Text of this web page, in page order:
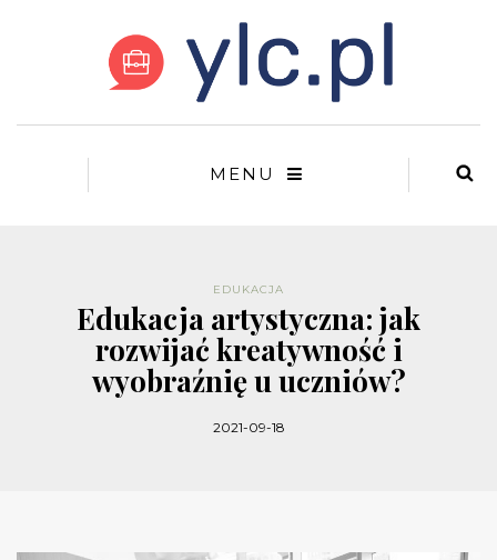
MENU
EDUKACJA
Edukacja artystyczna: jak
rozwijać kreatywność i
wyobraźnię u uczniów?
2021-09-18